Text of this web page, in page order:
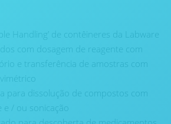
Handling’ de contêineres da Labware
com dosagem de reagente com
e transferência de amostras com
para dissolução de compostos com
e / ou sonicação